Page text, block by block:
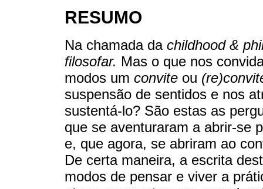
RESUMO
Na chamada da childhood &
filosofar. Mas o que nos
modos um convite ou
suspensão de sentidos e nos
sustentá-lo? São estas as
que se aventuraram a abrir-se
e, que agora, se abriram ao
De certa maneira, a escrita
modos de pensar e viver a